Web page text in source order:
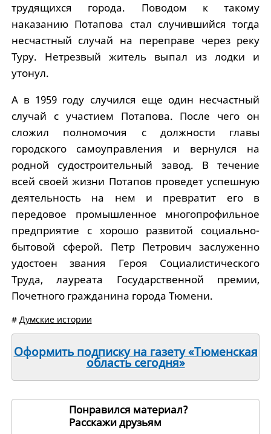
трудящихся города. Поводом к такому
наказанию Потапова стал случившийся тогда
несчастный случай на переправе через реку
Туру. Нетрезвый житель выпал из лодки и
утонул.
А в 1959 году случился еще один несчастный
случай с участием Потапова. После чего он
сложил полномочия с должности главы
городского самоуправления и вернулся на
родной судостроительный завод. В течение
всей своей жизни Потапов проведет успешную
деятельность на нем и превратит его в
передовое промышленное многопрофильное
предприятие с хорошо развитой социально-
бытовой сферой. Петр Петрович заслуженно
удостоен звания Героя Социалистического
Труда, лауреата Государственной премии,
Почетного гражданина города Тюмени.
# Думские истории
Оформить подписку на газету «Тюменская
область сегодня»
Понравился материал?
Расскажи друзьям